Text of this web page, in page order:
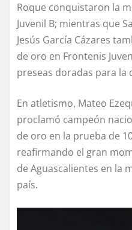
Roque conquistaron la
Juvenil B; mientras que
Jesús García Cázares
de oro en Frontenis
preseas doradas para la
En atletismo, Mateo
proclamó campeón
de oro en la prueba de
reafirmando el gran
de Aguascalientes en la
país.